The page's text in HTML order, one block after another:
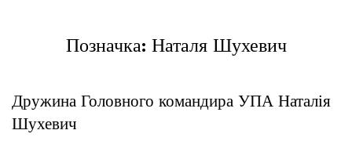
Позначка: Наталя Шухевич
Дружина Головного командира УПА Наталія
Шухевич